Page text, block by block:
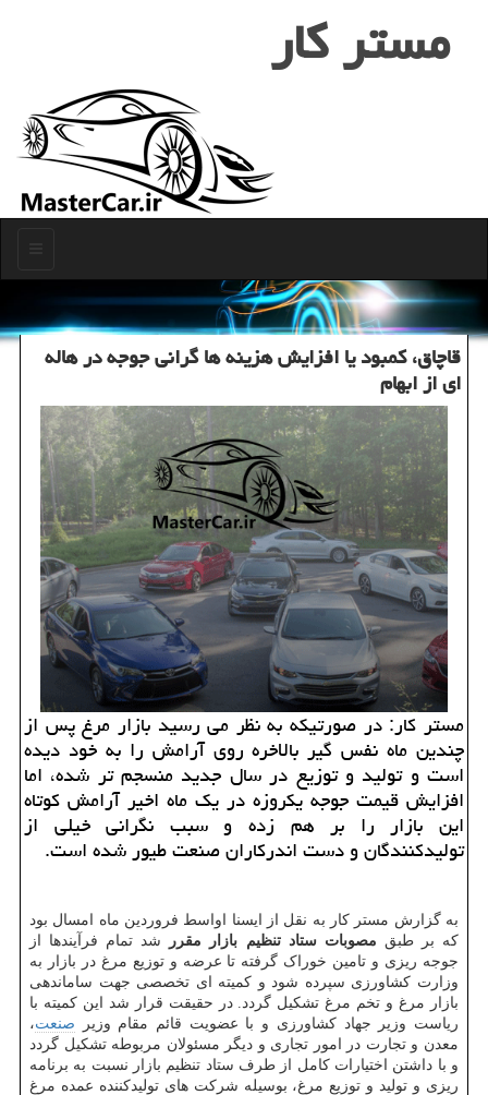
مستر كار
قاچاق، كمبود یا افزایش هزینه ها گرانی جوجه در هاله
ای از ابهام
مستر کار: در صورتیکه به نظر می رسید بازار مرغ پس از
چندین ماه نفس گیر بالاخره روی آرامش را به خود دیده
است و تولید و توزیع در سال جدید منسجم تر شده، اما
افزایش قیمت جوجه یکروزه در یک ماه اخیر آرامش کوتاه
این بازار را بر هم زده و سبب نگرانی خیلی از
تولیدکنندگان و دست اندرکاران صنعت طیور شده است.
به گزارش مستر کار به نقل از ایسنا اواسط فروردین ماه امسال بود
که بر طبق مصوبات ستاد تنظیم بازار مقرر
شد تمام فرآیندها از
جوجه ریزی و تامین خوراک گرفته تا عرضه و توزیع مرغ در بازار به
وزارت کشاورزی سپرده شود و کمیته ای تخصصی جهت ساماندهی
بازار مرغ و تخم مرغ تشکیل گردد. در حقیقت قرار شد این کمیته با
ریاست وزیر جهاد کشاورزی و با عضویت قائم مقام وزیر صنعت،
معدن و تجارت در امور تجاری و دیگر مسئولان مربوطه تشکیل گردد
و با داشتن اختیارات کامل از طرف ستاد تنظیم بازار نسبت به برنامه
ریزی و تولید و توزیع مرغ، بوسیله شرکت های تولیدکننده عمده مرغ